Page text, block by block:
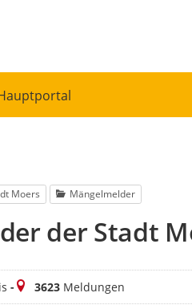
Moers Mängelmelder
der Stadt
-Meldungen
3623Meldungen